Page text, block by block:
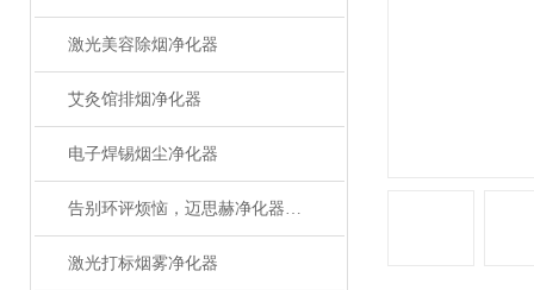
激光美容除烟净化器
艾灸馆排烟净化器
电子焊锡烟尘净化器
告别环评烦恼，迈思赫净化器助您轻松达标
激光打标烟雾净化器